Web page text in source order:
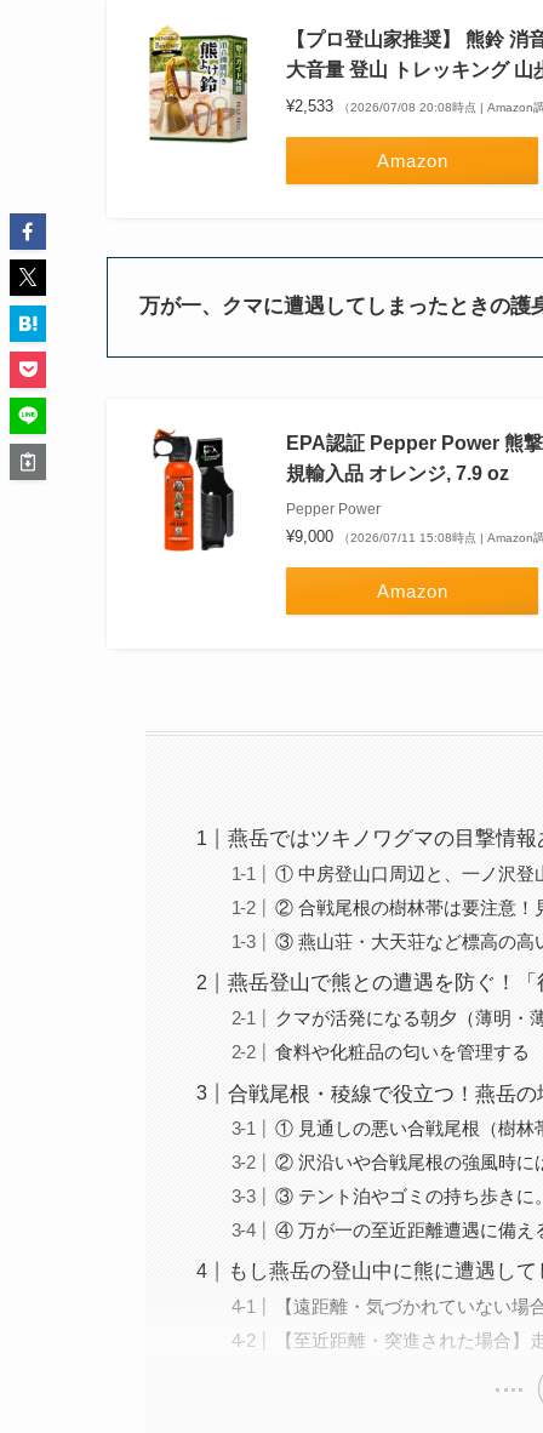
【プロ登山家推奨】 熊鈴
大音量 登山 トレッキング 山
¥2,533 （2026/07/08 20:08時点 | Amazon
Amazon
万が一、クマに遭遇してしまったときの護
EPA認証 Pepper Power 熊
規輸入品 オレンジ, 7.9 oz
Pepper Power
¥9,000 （2026/07/11 15:08時点 | Amazon
Amazon
燕岳ではツキノワグマの目撃情
① 中房登山口周辺と、一ノ沢登
② 合戦尾根の樹林帯は要注意！
③ 燕山荘・大天荘など標高の高
燕岳登山で熊との遭遇を防ぐ！
クマが活発になる朝夕（薄明・
食料や化粧品の匂いを管理する
合戦尾根・稜線で役立つ！燕岳
① 見通しの悪い合戦尾根（樹林
② 沢沿いや合戦尾根の強風時に
③ テント泊やゴミの持ち歩きに
④ 万が一の至近距離遭遇に備え
もし燕岳の登山中に熊に遭遇し
【遠距離・気づかれていない
【至近距離・突進された場合